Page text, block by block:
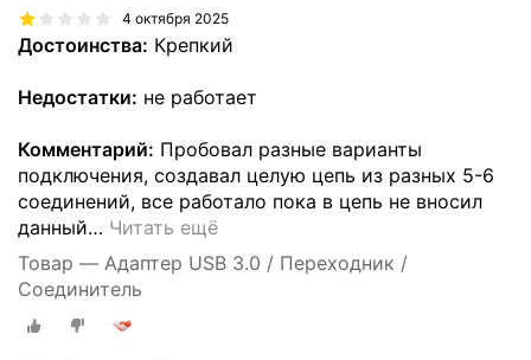
4 октября 2025
Достоинства: Крепкий
Недостатки: не работает
Комментарий: Пробовал разные варианты
подключения, создавал целую цепь из разных 5-6
соединений, все работало пока в цепь не вносил
данный… Читать ещё
Товар — Адаптер USB 3.0 / Переходник /
Соединитель